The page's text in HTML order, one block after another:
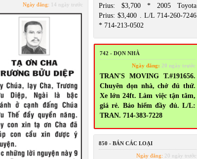
Prius: $3,700 * 2005 Toyota
Prius: $3,400 . L/L 714-260-7246
* 714-213-0502
Ngày đăng: 14 ngày trước
742 - DỌN NHÀ
Ngày đăng: 20 ngày trước
TRAN'S MOVING T.#191656.
Chuyên dọn nhà, chở đủ thứ.
Xe lớn 24ft. Làm việc tận tâm,
giá rẻ. Bảo hiểm đầy đủ. L/L:
TRAN. 714-383-7228
850 - BÁN CÁC LOẠI
Ngày đăng: 20 ngày trước